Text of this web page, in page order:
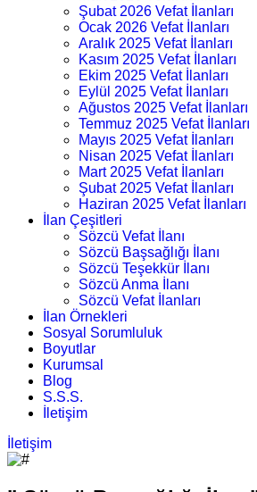
Şubat 2026 Vefat İlanları
Ocak 2026 Vefat İlanları
Aralık 2025 Vefat İlanları
Kasım 2025 Vefat İlanları
Ekim 2025 Vefat İlanları
Eylül 2025 Vefat İlanları
Ağustos 2025 Vefat İlanları
Temmuz 2025 Vefat İlanları
Mayıs 2025 Vefat İlanları
Nisan 2025 Vefat İlanları
Mart 2025 Vefat İlanları
Şubat 2025 Vefat İlanları
Haziran 2025 Vefat İlanları
İlan Çeşitleri
Sözcü Vefat İlanı
Sözcü Başsağlığı İlanı
Sözcü Teşekkür İlanı
Sözcü Anma İlanı
Sözcü Vefat İlanları
İlan Örnekleri
Sosyal Sorumluluk
Boyutlar
Kurumsal
Blog
S.S.S.
İletişim
İletişim